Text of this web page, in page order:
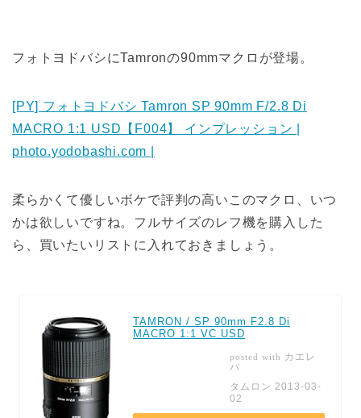
フォトヨドバシにTamronの90mmマクロが登場。
[PY] フォトヨドバシ Tamron SP 90mm F/2.8 Di
MACRO 1:1 USD【F004】 インプレッション |
photo.yodobashi.com |
柔らかくて優しいボケで評判の高いこのマクロ、いつ
かは欲しいですね。フルサイズのレフ機を購入した
ら、買いたいリストに入れておきましょう。
TAMRON / SP 90mm F2.8 Di
MACRO 1:1 VC USD
posted with カエレ
バ
タムロン 2013-03-
02